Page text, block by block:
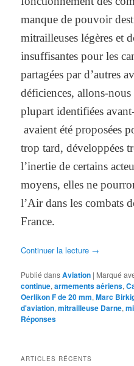
manque de pouvoir
mitrailleuses légères et
insuffisantes pour les
partagées par d’autres
déficiences, allons-
plupart identifiées
avaient été proposées
trop tard, développées
l’inertie de certains
moyens, elles ne
l’Air dans les combats
France.
Continuer la lecture →
Publié dansAviation | Marqué
continue,armements aériens,
Oerlikon F de 20 mm,Marc
d'aviation,mitrailleuse Darne,
Réponses
ARTICLES RÉCENTS